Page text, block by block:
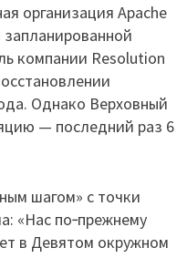
организация Apache
компании Resolution
Однако Верховный
— последний раз 6
шагом» с точки
«Нас по‑прежнему
в Девятом окружном